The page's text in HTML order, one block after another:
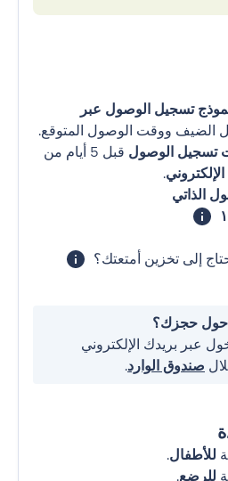
تسجيل الوصول عبر
الضيف ووقت الوصول المتوقع.
تسجيل الوصول
قبل 5 أيام من
.
الذاتي
إلى تخزين أمتعتك؟
حول حجزك؟
عبر بريدك الإلكتروني
صندوق الوارد.
للأطفال.
للرضع.